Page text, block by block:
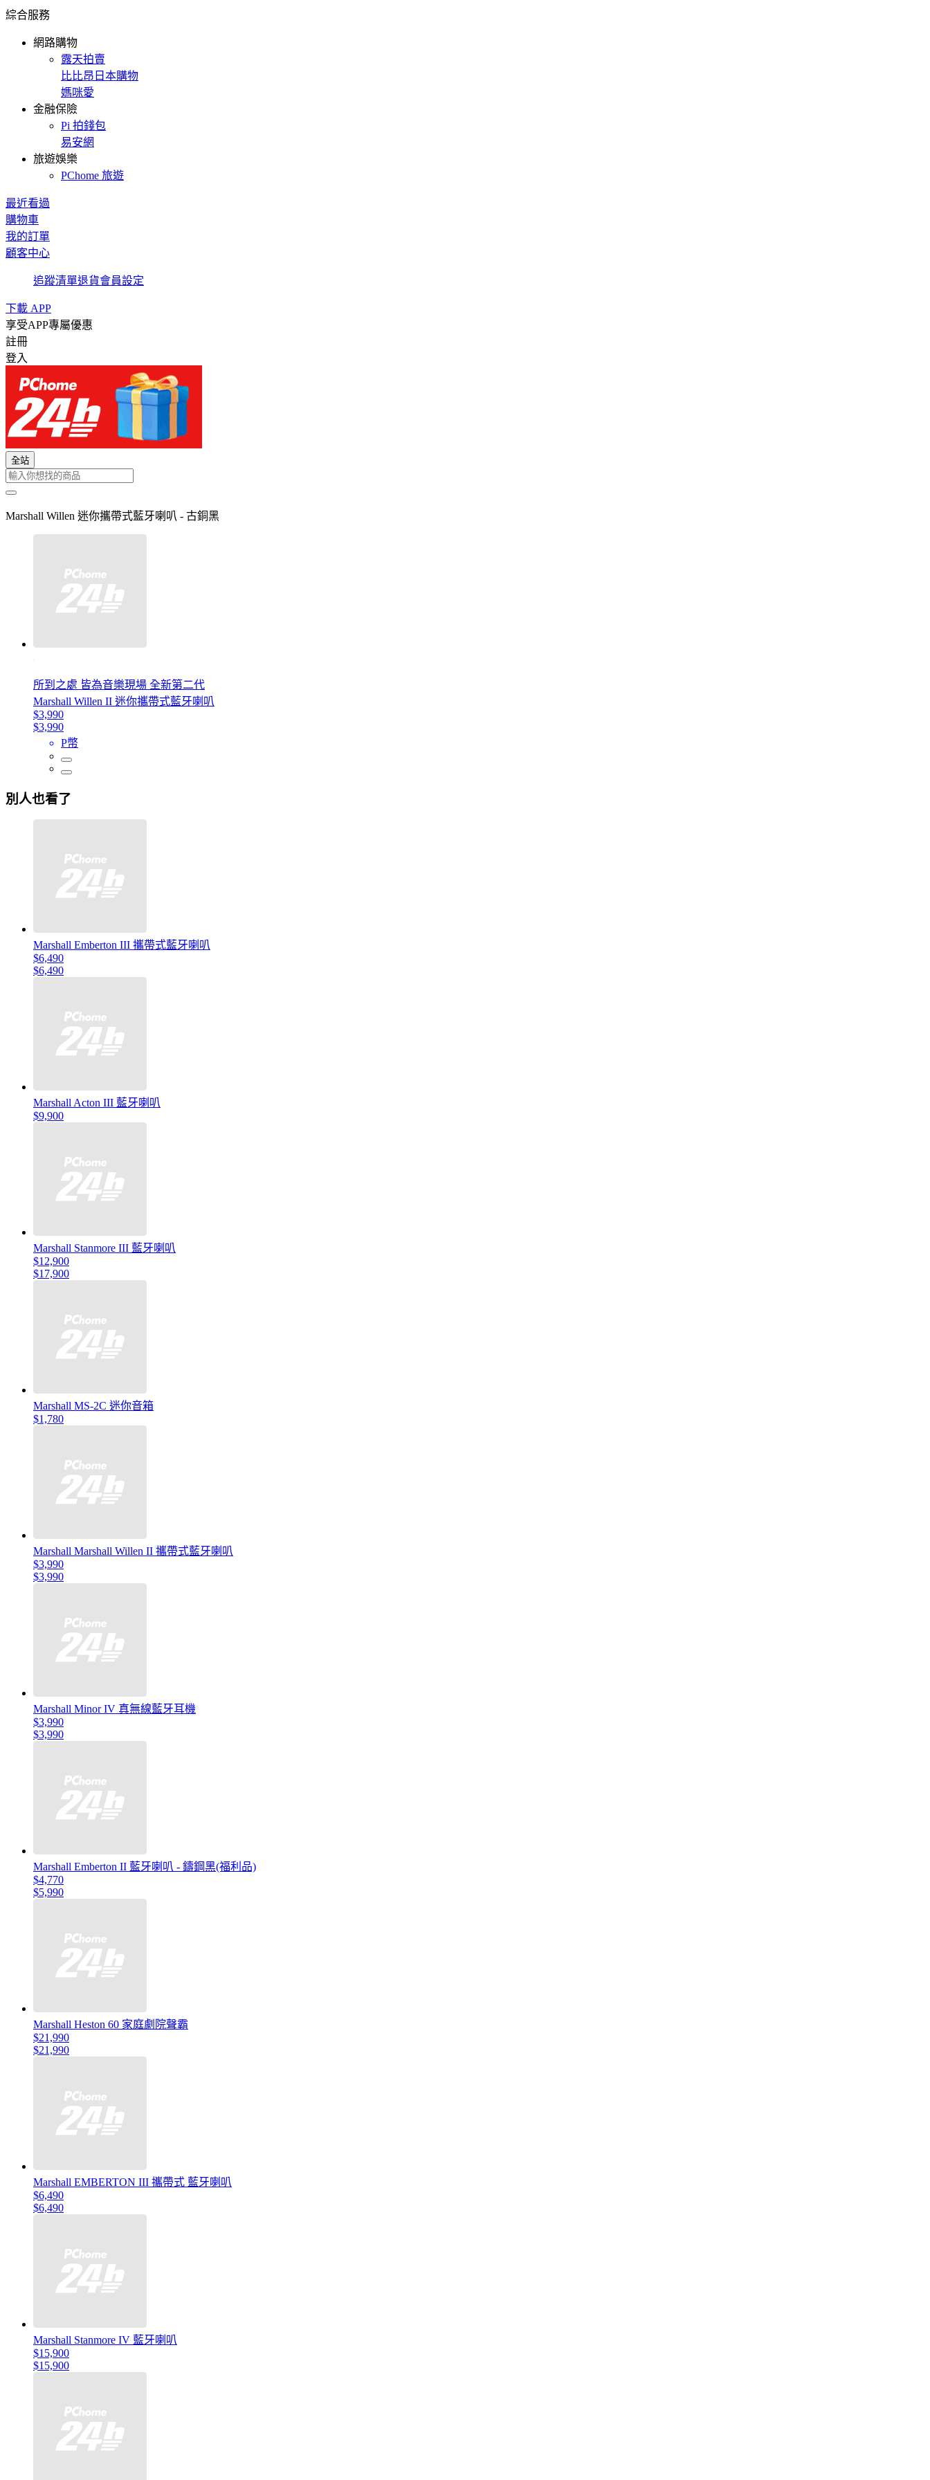
綜合服務
網路購物
露天拍賣
比比昂日本購物
媽咪愛
金融保險
Pi 拍錢包
易安網
旅遊娛樂
PChome 旅遊
最近看過
購物車
我的訂單
顧客中心
追蹤清單退貨會員設定
下載 APP
享受APP專屬優惠
註冊
登入
全站
Marshall Willen 迷你攜帶式藍牙喇叭 - 古銅黑
所到之處 皆為音樂現場 全新第二代
Marshall Willen II 迷你攜帶式藍牙喇叭
$3,990
$3,990
P幣
別人也看了
Marshall Emberton III 攜帶式藍牙喇叭
$6,490
$6,490
Marshall Acton III 藍牙喇叭
$9,900
Marshall Stanmore III 藍牙喇叭
$12,900
$17,900
Marshall MS-2C 迷你音箱
$1,780
Marshall Marshall Willen II 攜帶式藍牙喇叭
$3,990
$3,990
Marshall Minor IV 真無線藍牙耳機
$3,990
$3,990
Marshall Emberton II 藍牙喇叭 - 鑄鋼黑(福利品)
$4,770
$5,990
Marshall Heston 60 家庭劇院聲霸
$21,990
$21,990
Marshall EMBERTON III 攜帶式 藍牙喇叭
$6,490
$6,490
Marshall Stanmore IV 藍牙喇叭
$15,900
$15,900